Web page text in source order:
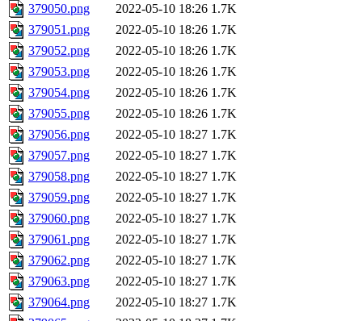
379050.png
2022-05-10 18:26 1.7K
379051.png
2022-05-10 18:26 1.7K
379052.png
2022-05-10 18:26 1.7K
379053.png
2022-05-10 18:26 1.7K
379054.png
2022-05-10 18:26 1.7K
379055.png
2022-05-10 18:26 1.7K
379056.png
2022-05-10 18:27 1.7K
379057.png
2022-05-10 18:27 1.7K
379058.png
2022-05-10 18:27 1.7K
379059.png
2022-05-10 18:27 1.7K
379060.png
2022-05-10 18:27 1.7K
379061.png
2022-05-10 18:27 1.7K
379062.png
2022-05-10 18:27 1.7K
379063.png
2022-05-10 18:27 1.7K
379064.png
2022-05-10 18:27 1.7K